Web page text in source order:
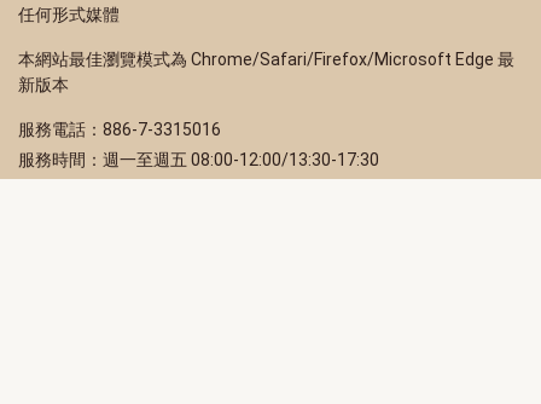
任何形式媒體
本網站最佳瀏覽模式為 Chrome/Safari/Firefox/Microsoft Edge 最
新版本
服務電話：886-7-3315016
服務時間：週一至週五 08:00-12:00/13:30-17:30